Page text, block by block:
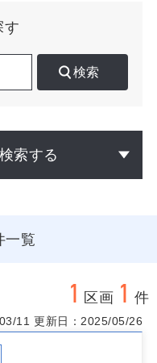
す。主要道路やバス
学校、公共施設の集
します。実勢として
保が来院障壁を下げ
続受療に直結しま
、調剤薬局の近接と
置くべきです。
の増設余地を重視し
クリニック 物件の比
導線と地域連携のし
。
や未公開区画も個別
す
検索
索する
一覧
1 区画 1 件
11 更新日：2025/05/26